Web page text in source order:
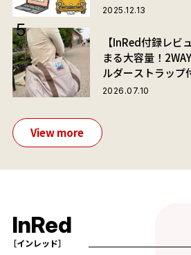
2025.12.13
【InRed付録レビ
まる大容量！
ルダーストラップ
が夏旅におすすめ
2026.07.10
View more
InRed
［インレッド］